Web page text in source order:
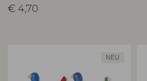
€ 4,70
NEU